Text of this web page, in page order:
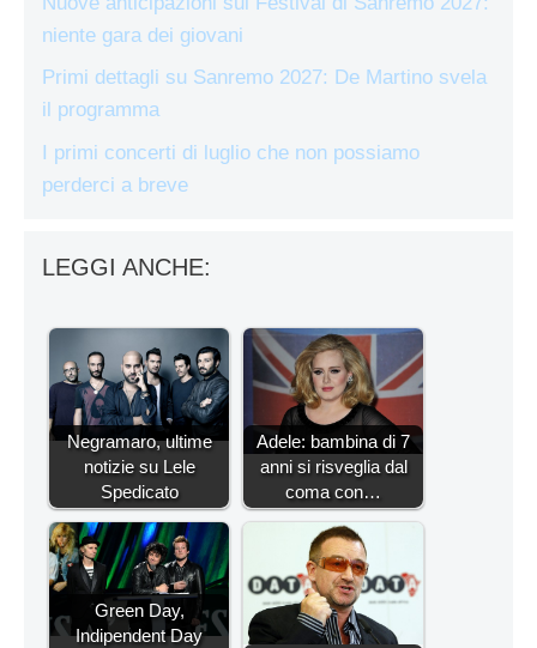
niente gara dei giovani
Primi dettagli su Sanremo 2027: De Martino svela
il programma
I primi concerti di luglio che non possiamo
perderci a breve
LEGGI ANCHE:
Negramaro, ultime
notizie su Lele
Spedicato
Adele: bambina di 7
anni si risveglia dal
coma con…
Green Day,
Indipendent Day